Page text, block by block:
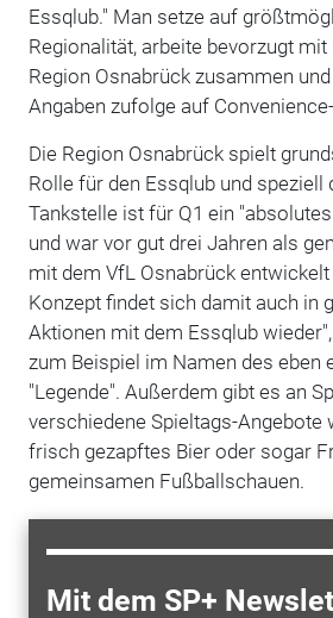
Mit dem SP+
Essqlub." Man setze auf
Regionalität, arbeite bevorzugt
Region Osnabrück zusammen
Angaben zufolge auf
Die Region Osnabrück spielt
Rolle für den Essqlub und speziell
Tankstelle ist für Q1 ein
und war vor gut drei Jahren als
mit dem VfL Osnabrück
Konzept findet sich damit auch in
Aktionen mit dem Essqlub
zum Beispiel im Namen des eben
"Legende". Außerdem gibt es an
verschiedene Spieltags-Angebote
frisch gezapftes Bier oder sogar
gemeinsamen Fußballschauen.
wieder, die unter anderem aktuelle
während eines Besuchs im